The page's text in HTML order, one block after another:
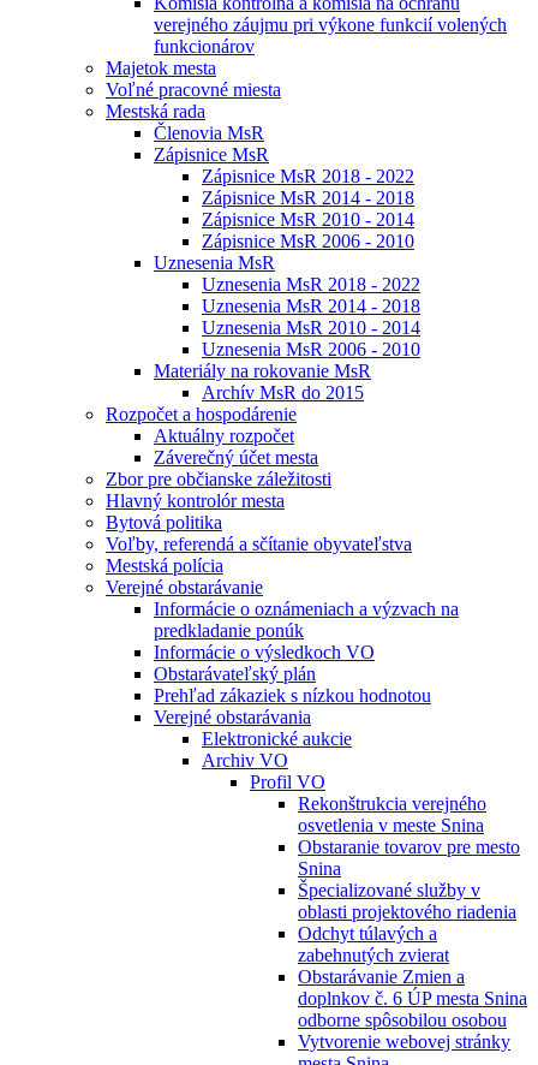
verejného záujmu pri výkone funkcií volených
funkcionárov
Majetok mesta
Voľné pracovné miesta
Mestská rada
Členovia MsR
Zápisnice MsR
Zápisnice MsR 2018 - 2022
Zápisnice MsR 2014 - 2018
Zápisnice MsR 2010 - 2014
Zápisnice MsR 2006 - 2010
Uznesenia MsR
Uznesenia MsR 2018 - 2022
Uznesenia MsR 2014 - 2018
Uznesenia MsR 2010 - 2014
Uznesenia MsR 2006 - 2010
Materiály na rokovanie MsR
Archív MsR do 2015
Rozpočet a hospodárenie
Aktuálny rozpočet
Záverečný účet mesta
Zbor pre občianske záležitosti
Hlavný kontrolór mesta
Bytová politika
Voľby, referendá a sčítanie obyvateľstva
Mestská polícia
Verejné obstarávanie
Informácie o oznámeniach a výzvach na
predkladanie ponúk
Informácie o výsledkoch VO
Obstarávateľský plán
Prehľad zákaziek s nízkou hodnotou
Verejné obstarávania
Elektronické aukcie
Archiv VO
Profil VO
Rekonštrukcia verejného
osvetlenia v meste Snina
Obstaranie tovarov pre mesto
Snina
Špecializované služby v
oblasti projektového riadenia
Odchyt túlavých a
zabehnutých zvierat
Obstarávanie Zmien a
doplnkov č. 6 ÚP mesta Snina
odborne spôsobilou osobou
Vytvorenie webovej stránky